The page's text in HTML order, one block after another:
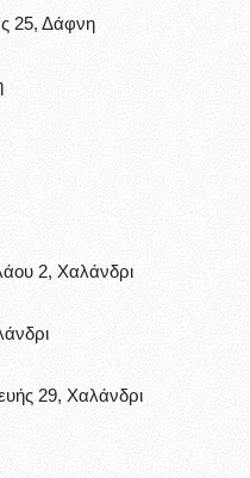
25, Δάφνη
2, Χαλάνδρι
29, Χαλάνδρι